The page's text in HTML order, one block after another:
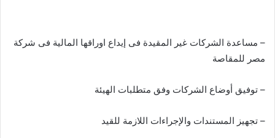
– مساعدة الشركات غير المقيدة فى إيداع اوراقها المالية فى شركة
مصر للمقاصة
– توفيق أوضاع الشركات وفق متطلبات الهيئة
– تجهيز المستندات والإجراءات اللازمة للقيد